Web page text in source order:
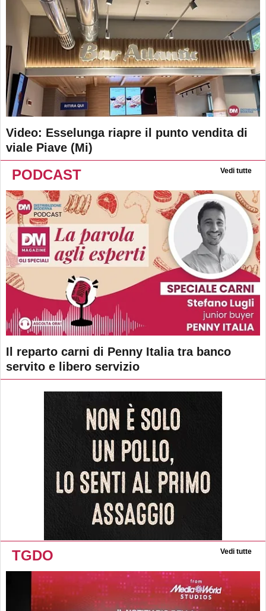
Video: Esselunga riapre il punto vendita di
viale Piave (Mi)
PODCAST Vedi tutte
Il reparto carni di Penny Italia tra banco
servito e libero servizio
TGDO Vedi tutte